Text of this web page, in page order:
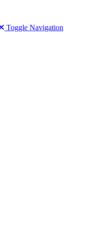
Toggle Navigation